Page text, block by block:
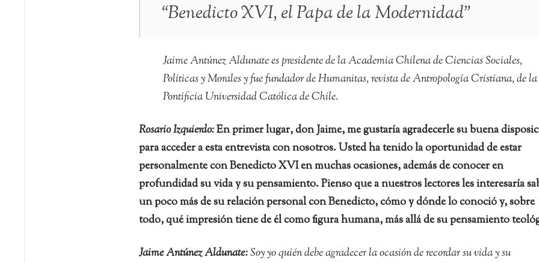
“Benedicto XVI, el Papa de la Modernidad”
Jaime Antúnez Aldunate es presidente de la Academia Chilena de Ciencias Sociales,
Políticas y Morales y fue fundador de Humanitas, revista de Antropología Cristiana, de la
Pontificia Universidad Católica de Chile.
Rosario Izquierdo:En primer lugar, don Jaime, me gustaría agradecerle su buena
para acceder a esta entrevista con nosotros. Usted ha tenido la oportunidad de estar
personalmente con Benedicto XVI en muchas ocasiones, además de conocer en
profundidad su vida y su pensamiento. Pienso que a nuestros lectores les interesaría
un poco más de su relación personal con Benedicto, cómo y dónde lo conoció y, sobre
todo, qué impresión tiene de él como figura humana, más allá de su pensamiento
Jaime Antúnez Aldunate:Soy yo quién debe agradecer la ocasión de recordar su vida y su